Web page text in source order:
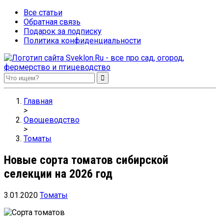
Все статьи
Обратная связь
Подарок за подписку
Политика конфиденциальности
Sveklon.Ru – все про сад, огород, фермерство и птицеводство
Главная
>
Овощеводство
>
Томаты
Новые сорта томатов сибирской
селекции на 2026 год
3.01.2020 Томаты